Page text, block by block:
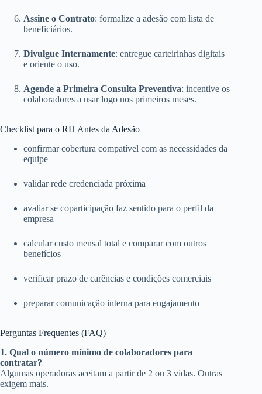
Assine o Contrato: formalize a adesão com lista de
beneficiários.
Divulgue Internamente: entregue carteirinhas digitais
e oriente o uso.
Agende a Primeira Consulta Preventiva: incentive os
colaboradores a usar logo nos primeiros meses.
Checklist para o RH Antes da Adesão
confirmar cobertura compatível com as necessidades da
equipe
validar rede credenciada próxima
avaliar se coparticipação faz sentido para o perfil da
empresa
calcular custo mensal total e comparar com outros
benefícios
verificar prazo de carências e condições comerciais
preparar comunicação interna para engajamento
Perguntas Frequentes (FAQ)
1. Qual o número mínimo de colaboradores para
contratar?
Algumas operadoras aceitam a partir de 2 ou 3 vidas. Outras
exigem mais.